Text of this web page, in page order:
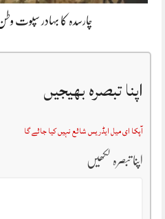
چارسدہ کا بہادر سپوت
اپنا تبصرہ بھیجیں
آپکا ای میل ایڈریس شائع نہیں کیا جائے گا
اپنا تبصرہ لکھیں